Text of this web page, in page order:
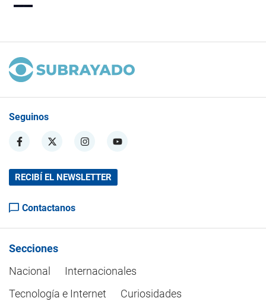
Seguinos
RECIBÍ EL NEWSLETTER
Contactanos
Secciones
Nacional
Internacionales
Tecnología e Internet
Curiosidades